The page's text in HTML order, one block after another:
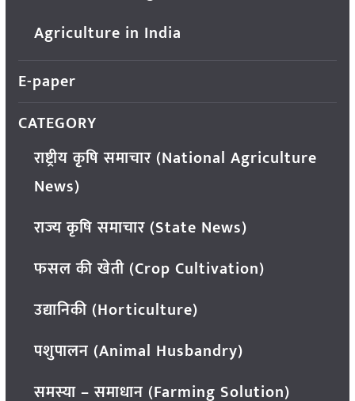
Agriculture in India
E-paper
CATEGORY
राष्ट्रीय कृषि समाचार (National Agriculture
News)
राज्य कृषि समाचार (State News)
फसल की खेती (Crop Cultivation)
उद्यानिकी (Horticulture)
पशुपालन (Animal Husbandry)
समस्या – समाधान (Farming Solution)